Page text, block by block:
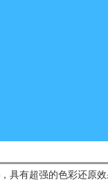
有超强的色彩还原